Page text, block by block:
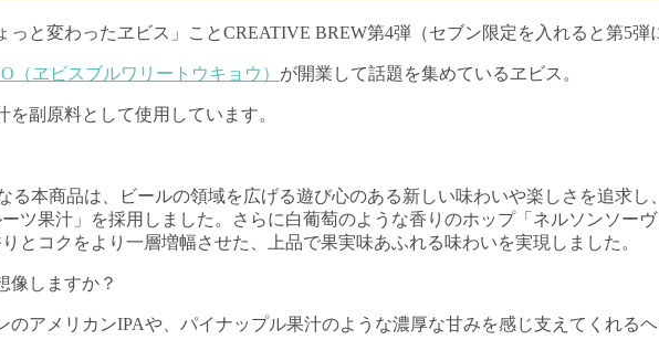
っと変わったヱビス」ことCREATIVE BREW第4弾（セブン限定を入れると第5
（ヱビスブルワリートウキョウ） が開業して話題を集めているヱビス。
副原料として使用しています。
る本商品は、ビールの領域を広げる遊び心のある新しい味わいや楽しさを追求
ツ果汁」を採用しました。さらに白葡萄のような香りのホップ「ネルソンソー
とコクをより一層増幅させた、上品で果実味あふれる味わいを実現しました。
像しますか？
アメリカンIPAや、パイナップル果汁のような濃厚な甘みを感じ支えてくれるヘ